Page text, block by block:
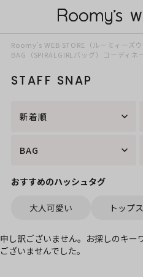
Roomy’s WEB STORE（ルーミィーズウ
BAG（SPIRALGIRLバッグ）コーディネ
STAFF SNAP
新着順
BAG
おすすめのハッシュタグ
大人可愛い トップス
申し訳ございません。お探しのキー
ございませんでした。